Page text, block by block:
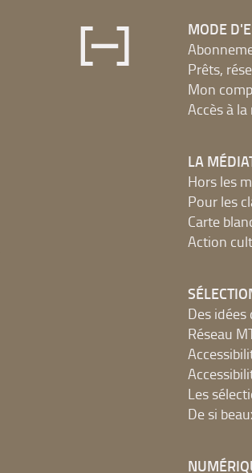
MODE
Prêts,
Mon
Accès à
LA
Hors les
Pour les
Carte
Action
Des idées
Réseau
Les
De si